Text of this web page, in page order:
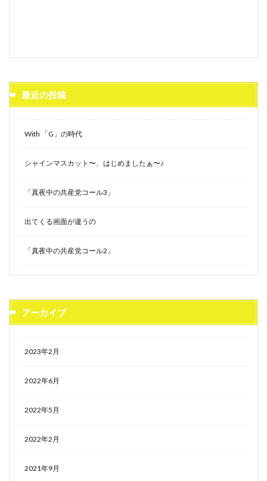
最近の投稿
With 「G」の時代
シャインマスカット〜、はじめましたぁ〜♪
「真夜中の共産党コール3」
出てくる画面が違うの
「真夜中の共産党コール2」
アーカイブ
2023年2月
2022年6月
2022年5月
2022年2月
2021年9月